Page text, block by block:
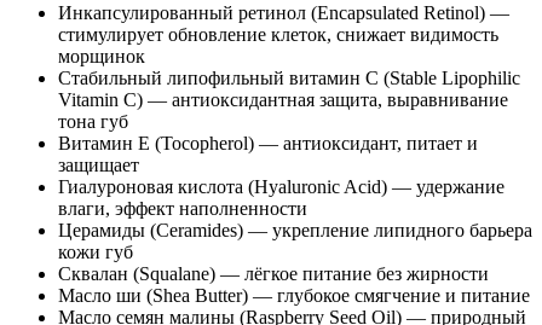
Инкапсулированный ретинол (Encapsulated Retinol) —
стимулирует обновление клеток, снижает видимость
морщинок
Стабильный липофильный витамин C (Stable Lipophilic
Vitamin C) — антиоксидантная защита, выравнивание
тона губ
Витамин E (Tocopherol) — антиоксидант, питает и
защищает
Гиалуроновая кислота (Hyaluronic Acid) — удержание
влаги, эффект наполненности
Церамиды (Ceramides) — укрепление липидного барьера
кожи губ
Сквалан (Squalane) — лёгкое питание без жирности
Масло ши (Shea Butter) — глубокое смягчение и питание
Масло семян малины (Raspberry Seed Oil) — природный